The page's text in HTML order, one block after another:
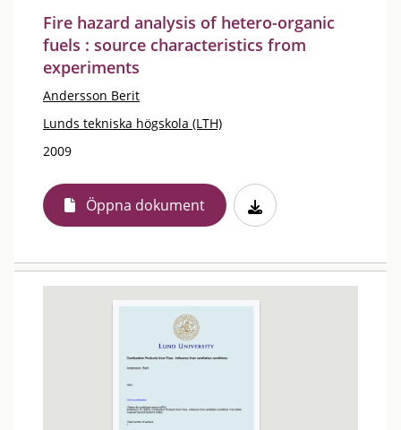
Fire hazard analysis of hetero-organic
fuels : source characteristics from
experiments
Andersson Berit
Lunds tekniska högskola (LTH)
2009
Öppna dokument